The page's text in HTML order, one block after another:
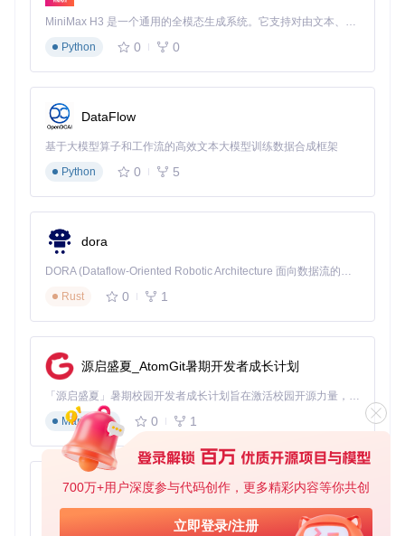
700万+用户深度参与代码创作，更多精彩内容等你共创
立即登录/注册
启动应用程序
# 运行主程序
基础窗口配置
选择游戏语言（支持多语言环境）
设置窗口位置参数确保识别准确
✅ 验证方法：
成功启动后，主界面应显示"一键长草"、"设置"等功能按钮，
日志区域显示"初始化完成"提示。
图：AALC主界面，显示主要功能区域和配置选项
如何设置智能配队系统？副本效率提升300%
📋 配置要点：
AALC的智能配队系统支持按日期和副本类型自动切换队伍配
置，极大提升副本攻略效率：
经验本针对性配队
周一/周二（斩击）：配置高斩击伤害队伍
周三/周四（突刺）：切换为突刺特化队伍
周五/周六（打击）：使用打击为主的队伍组合
周日：根据周常任务灵活配置
MiniMax H3 是一个通用的全模态生成系统。它支持对由文本、图像、视频和音频组成的多模态上下文进行统一理解，并能生成分辨率高达 2K、时长可达 15 秒的带原生立体声音频的视频。得益于面向任务泛化的系统设计，H3 在预训练阶段就已具备广泛的多模态上下文理解与生成能力，能够出色地执行复杂的多模态指令。
Python
0 0
DataFlow
基于大模型算子和工作流的高效文本大模型训练数据合成框架
Python
0 5
dora
DORA (Dataflow-Oriented Robotic Architecture 面向数据流的机器人架构) 是为 AI 与具身智能机器人打造的高性能开发框架，以数据流范式重构开发逻辑，原生支持分布式部署与端边云协同 —— 无需复杂适配，即可实现一体端到端具身大小脑、VLA等模型部署，无缝衔接感知、推理、控制全链路，让 AI 能力与机器人动作深度融合。 依托 Rust 内核与零拷贝通信技术，它将具身大小脑、VLA等模型推理、多模态数据融合延迟压缩至微秒级，同时兼容 ROS2 生态与国产 AI 芯片，彻底降低具身智能机器人的开发门槛，让分布式部署下的 AI 赋能创新更高效、更灵活。
Rust
0 1
源启盛夏_AtomGit暑期开发者成长计划
「源启盛夏」暑期校园开发者成长计划旨在激活校园开源力量，通过积分激励、认证扶持、资源倾斜等形式，引导高校组织和开发者完成「入驻 — 建项目 — 做贡献 — 获认证 — 得资源」的完整闭环。无论你是想带领社团入驻平台的组织者，还是希望用代码贡献证明自己的开发者，都能在这里找到属于你的成长路径。
Markdown
0 1
py-xiaozhi
基于Python的Xiaozhi AI，适用于想要完整Xiaozhi体验而无需拥有专用硬件的用户。